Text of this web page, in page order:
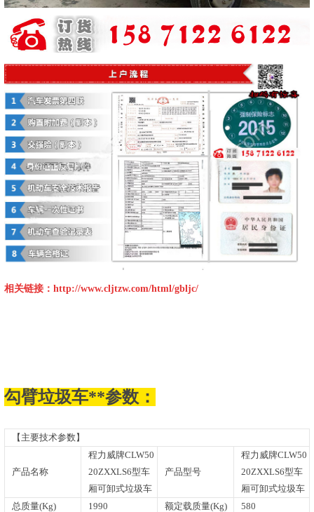
相关链接： http://www.cljtzw.com/html/gbljc/
勾臂垃圾车**参数：
【主要技术参数】
产品名称
程力威牌CLW50
20ZXXLS6型车
厢可卸式垃圾车
产品型号
程力威牌CLW50
20ZXXLS6型车
厢可卸式垃圾车
总质量(Kg)
1990 额定载质量(Kg) 580